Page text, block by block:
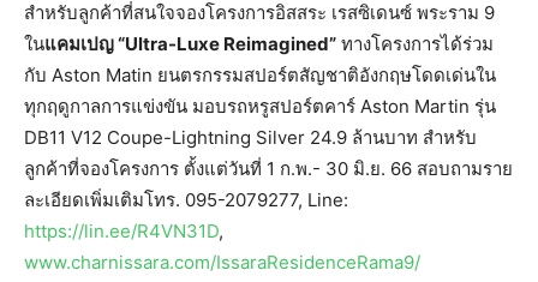
สำหรับลูกค้าที่สนใจจองโครงการอิสสระ เรสซิเดนซ์ พระราม 9
ในแคมเปญ “Ultra-Luxe Reimagined” ทางโครงการได้ร่วม
กับ Aston Matin ยนตรกรรมสปอร์ตสัญชาติอังกฤษโดดเด่นใน
ทุกฤดูกาลการแข่งขัน มอบรถหรูสปอร์ตคาร์ Aston Martin รุ่น
DB11 V12 Coupe-Lightning Silver 24.9 ล้านบาท สำหรับ
ลูกค้าที่จองโครงการ ตั้งแต่วันที่ 1 ก.พ.- 30 มิ.ย. 66 สอบถามราย
ละเอียดเพิ่มเติมโทร. 095-2079277, Line:
https://lin.ee/R4VN31D,
www.charnissara.com/IssaraResidenceRama9/